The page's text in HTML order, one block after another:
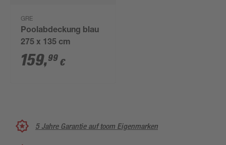
GRE
Poolabdeckung blau
275 x 135 cm
159,99 €
5 Jahre Garantie auf toom Eigenmarken